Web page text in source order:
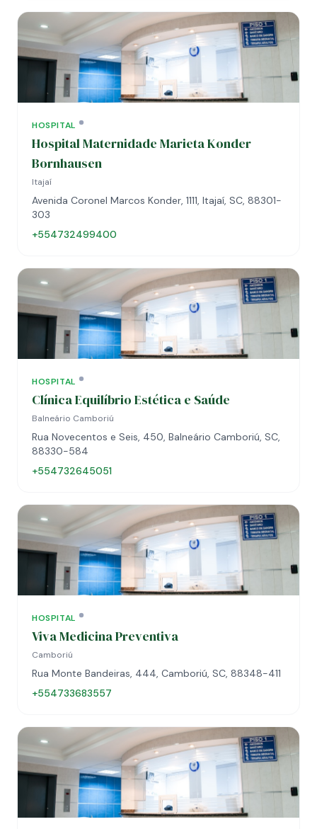
HOSPITAL
Hospital Maternidade Marieta Konder
Bornhausen
Itajaí
Avenida Coronel Marcos Konder, 1111, Itajaí, SC, 88301-
303
+554732499400
HOSPITAL
Clínica Equilíbrio Estética e Saúde
Balneário Camboriú
Rua Novecentos e Seis, 450, Balneário Camboriú, SC,
88330-584
+554732645051
HOSPITAL
Viva Medicina Preventiva
Camboriú
Rua Monte Bandeiras, 444, Camboriú, SC, 88348-411
+554733683557